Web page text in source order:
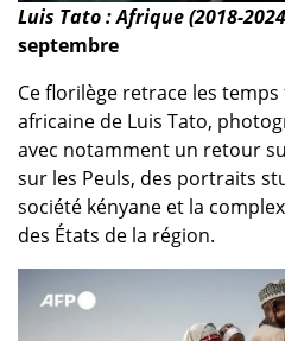
Luis Tato : Afrique (2018-
septembre
Ce florilège retrace les
africaine de Luis Tato,
avec notamment un retour
sur les Peuls, des portraits
société kényane et la
des États de la région.